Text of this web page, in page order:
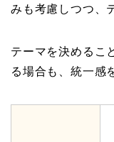
みも考慮しつつ、
テーマを決めるこ
る場合も、統一感